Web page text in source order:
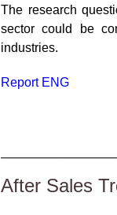
The research
sector could be
industries.
Report ENG
After Sales